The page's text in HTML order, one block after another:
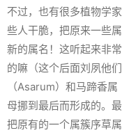
不过，也有很多植物学
些人干脆，把原来一些
新的属名！这听起来非
的嘛（这个后面刘夙他
（Asarum）和马蹄香属
母挪到最后而形成的。
把原有的一个属簇序草